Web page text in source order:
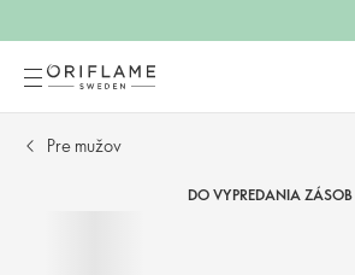
Pre mužov
DO VYPREDANIA ZÁSOB